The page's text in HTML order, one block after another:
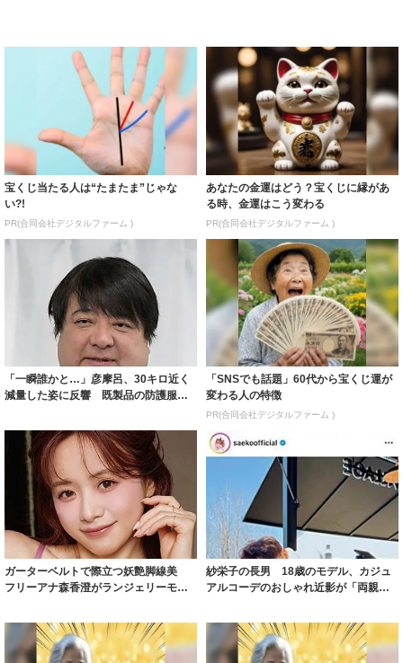
宝くじ当たる人は“たまたま”じゃな
い?!
PR(合同会社デジタルファーム )
あなたの金運はどう？宝くじに縁があ
る時、金運はこう変わる
PR(合同会社デジタルファーム )
「一瞬誰かと…」彦摩呂、30キロ近く
減量した姿に反響 既製品の防護服が
「SNSでも話題」60代から宝くじ運が
変わる人の特徴
PR(合同会社デジタルファーム )
ガーターベルトで際立つ妖艶脚線美
フリーアナ森香澄がランジェリーモデ
紗栄子の長男 18歳のモデル、カジュ
アルコーデのおしゃれ近影が「両親の